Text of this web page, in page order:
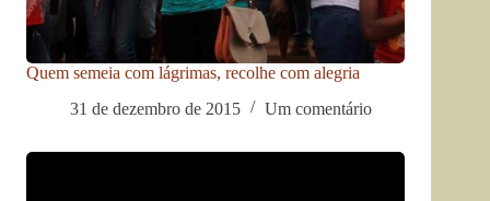
Quem semeia com lágrimas, recolhe com alegria
31 de dezembro de 2015
Um comentário